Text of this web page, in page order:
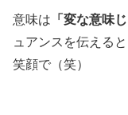
意味は 「変な意味
ュアンスを伝える
笑顔で（笑）